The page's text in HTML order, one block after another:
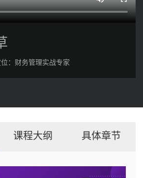
： 财务管理实战专家
课程大纲 具体章节